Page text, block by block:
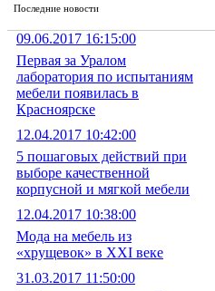
Последние новости
09.06.2017 16:15:00
Первая за Уралом
лаборатория по испытаниям
мебели появилась в
Красноярске
12.04.2017 10:42:00
5 пошаговых действий при
выборе качественной
корпусной и мягкой мебели
12.04.2017 10:38:00
Мода на мебель из
«хрущевок» в XXI веке
31.03.2017 11:50:00